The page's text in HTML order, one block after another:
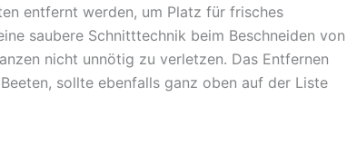
entfernt werden, um Platz für frisches
saubere Schnitttechnik beim Beschneiden von
nicht unnötig zu verletzen. Das Entfernen
sollte ebenfalls ganz oben auf der Liste